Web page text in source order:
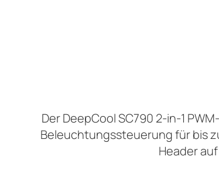
Der DeepCool SC790 2-in-1
Beleuchtungssteuerung für bis
Header